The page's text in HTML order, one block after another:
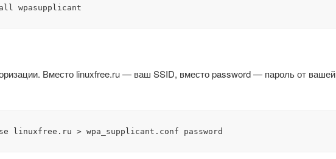
wpasupplicant
Вместо linuxfree.ru — ваш SSID, вместо password — пароль от вашей
linuxfree.ru > wpa_supplicant.conf password